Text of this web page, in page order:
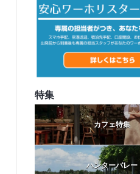
特集
カフェ特集
ハンターバレー